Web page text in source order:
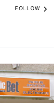
FOLLOW